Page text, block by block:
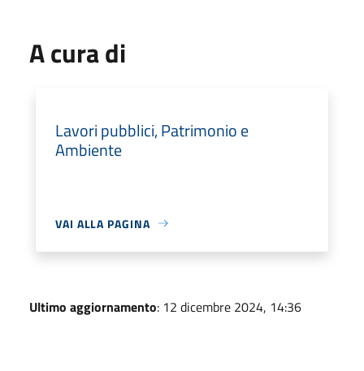
A cura di
Lavori pubblici, Patrimonio e
Ambiente
VAI ALLA PAGINA
Ultimo aggiornamento: 12 dicembre 2024, 14:36